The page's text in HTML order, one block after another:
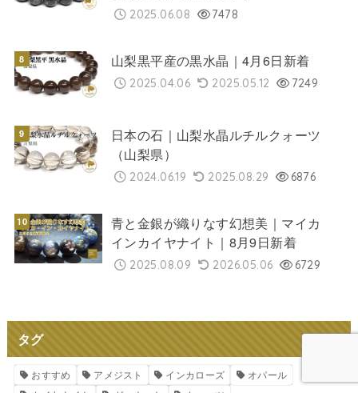
2025.06.08 7478
山梨黒平産の黒水晶｜4月6日新着
2025.04.06 2025.05.12 7249
日本の石｜山梨水晶ルチルクォーツ
（山梨県）
2024.06.19 2025.08.29 6876
青と金銀が織りなす幻想美｜マイカ
インカイヤナイト｜8月9日新着
2025.08.09 2026.05.06 6729
タグ
おすすめ アメジスト インカローズ
オパール